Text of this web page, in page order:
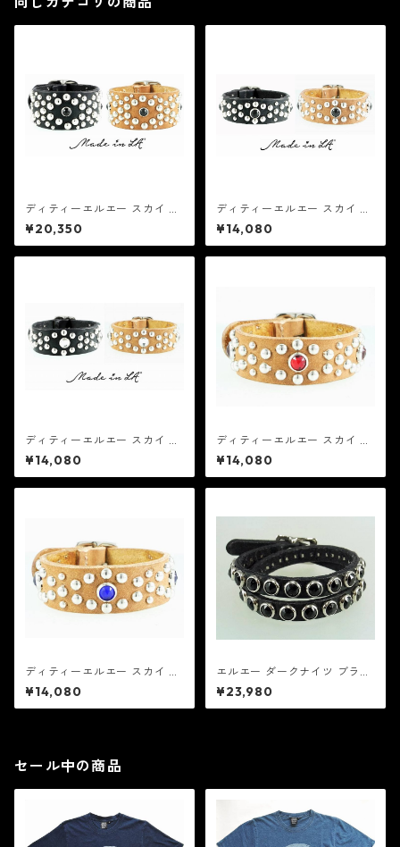
ディティーエルエー スカイ ブ
ラック(32mm)：MADE in LA
メイド イン エルエー レザー
ブレスレット
¥20,350
ディティーエルエー スカイ ブ
ラック (20mm)：MADE in LA
メイド イン エルエー レザー
ブレスレット
¥14,080
ディティーエルエー スカイ ク
リア (20mm)：MADE in LA
メイド イン エルエー レザー
ブレスレット
¥14,080
ディティーエルエー スカイ レ
ッド (20mm)：MADE in LA
メイド イン エルエー レザー
ブレスレット
¥14,080
ディティーエルエー スカイ ブ
ルー (20mm)：MADE in LA
メイド イン エルエー レザー
ブレスレット
¥14,080
エルエー ダークナイツ ブラッ
ク 2：MADE in LA メイド イ
ン エルエー レザー ブレスレッ
ト
¥23,980
セール中の商品